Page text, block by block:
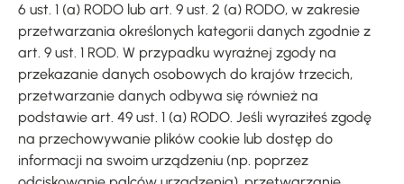
6 ust. 1 (a) RODO lub art. 9 ust. 2 (a) RODO, w zakresie
przetwarzania określonych kategorii danych zgodnie z
art. 9 ust. 1 ROD. W przypadku wyraźnej zgody na
przekazanie danych osobowych do krajów trzecich,
przetwarzanie danych odbywa się również na
podstawie art. 49 ust. 1 (a) RODO. Jeśli wyraziłeś zgodę
na przechowywanie plików cookie lub dostęp do
informacji na swoim urządzeniu (np. poprzez